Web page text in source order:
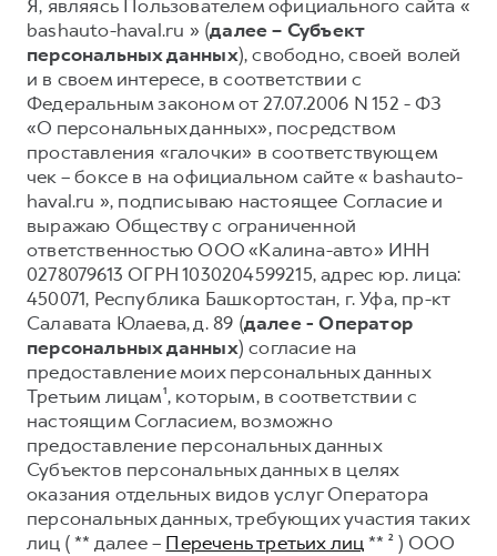
DARGO
от 3 199 000 ₽
DARGO X
от 3 499 000 ₽
F7
от 2 899 000 ₽
F7X
от 3 599 000 ₽
POER
от 3 449 000 ₽
Тест-драйв
Трейд-ин
КРЕДИТ И СТРАХОВАНИЕ
Кредитный калькулятор
Страхование
Кредит
КОРПОРАТИВНЫМ КЛИЕНТАМ
Для малого бизнеса
Корпоративным клиентам
Крупным корпоративным клиентам
Система управления автопарком GWM Fleet
Сервис для корпоративных клиентов
HAVAL Лизинг
СЕРВИСНОЕ ОБСЛУЖИВАНИЕ
Нулевое ТО
Программа «Помощь на дороге»
Регламенты технического обслуживания
Электронный ПТС
ПОДДЕРЖКА
GWM Безопасность
Гарантия HAVAL
Мобильное приложение GWM
Программа «HAVAL Защита+»
Руководства по эксплуатации
Подписки
АКСЕССУАРЫ HAVAL
О дилере
Наша команда
Контакты
Я, являясь Пользователем официального сайта «
bashauto-haval.ru » (далее – Субъект
персональных данных), свободно, своей волей
и в своем интересе, в соответствии с
Федеральным законом от 27.07.2006 N 152 - ФЗ
«О персональных данных», посредством
проставления «галочки» в соответствующем
чек – боксе в на официальном сайте « bashauto-
haval.ru », подписываю настоящее Согласие и
выражаю Обществу с ограниченной
ответственностью ООО «Калина-авто» ИНН
0278079613 ОГРН 1030204599215, адрес юр. лица:
450071, Республика Башкортостан, г. Уфа, пр-кт
Салавата Юлаева, д. 89 (далее - Оператор
персональных данных) согласие на
предоставление моих персональных данных
Третьим лицам¹, которым, в соответствии с
настоящим Согласием, возможно
предоставление персональных данных
Субъектов персональных данных в целях
оказания отдельных видов услуг Оператора
персональных данных, требующих участия таких
лиц ( ** далее – Перечень третьих лиц** ² ) ООО